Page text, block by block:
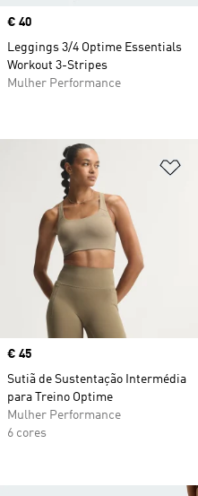
Price
€ 40
Leggings 3/4 Optime Essentials
Workout 3-Stripes
Mulher Performance
Price
€ 45
Sutiã de Sustentação Intermédia
para Treino Optime
Mulher Performance
6 cores